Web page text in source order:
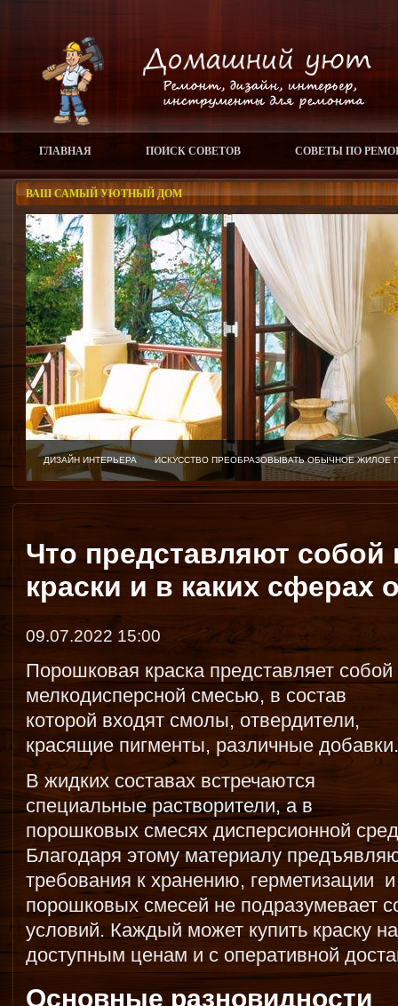
ГЛАВНАЯ ПОИСК СОВЕТОВ СОВЕТЫ ПО
ВАШ САМЫЙ УЮТНЫЙ ДОМ
ДИЗАЙН ИНТЕРЬЕРА ИСКУССТВО ПРЕОБРАЗОВЫВАТЬ ОБЫЧНОЕ
Что представляют
краски и в каких сферах
09.07.2022 15:00
Порошковая краска представляет собой
мелкодисперсной смесью, в состав
которой входят смолы, отвердители,
красящие пигменты, различные добавки.
В жидких составах встречаются
специальные растворители, а в
порошковых смесях дисперсионной
Благодаря этому материалу
требования к хранению, герметизации
порошковых смесей не подразумевает
условий. Каждый может купить краску
доступным ценам и с оперативной
Основные разновидности